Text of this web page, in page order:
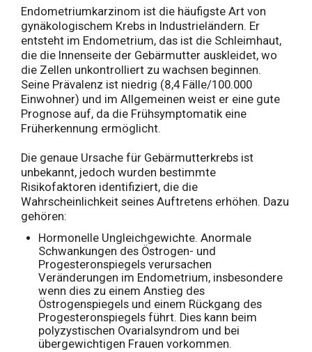
Endometriumkarzinom ist die häufigste Art von
gynäkologischem Krebs in Industrieländern. Er
entsteht im Endometrium, das ist die Schleimhaut,
die die Innenseite der Gebärmutter auskleidet, wo
die Zellen unkontrolliert zu wachsen beginnen.
Seine Prävalenz ist niedrig (8,4 Fälle/100.000
Einwohner) und im Allgemeinen weist er eine gute
Prognose auf, da die Frühsymptomatik eine
Früherkennung ermöglicht.
Die genaue Ursache für Gebärmutterkrebs ist
unbekannt, jedoch wurden bestimmte
Risikofaktoren identifiziert, die die
Wahrscheinlichkeit seines Auftretens erhöhen. Dazu
gehören:
Hormonelle Ungleichgewichte. Anormale
Schwankungen des Östrogen- und
Progesteronspiegels verursachen
Veränderungen im Endometrium, insbesondere
wenn dies zu einem Anstieg des
Östrogenspiegels und einem Rückgang des
Progesteronspiegels führt. Dies kann beim
polyzystischen Ovarialsyndrom und bei
übergewichtigen Frauen vorkommen.